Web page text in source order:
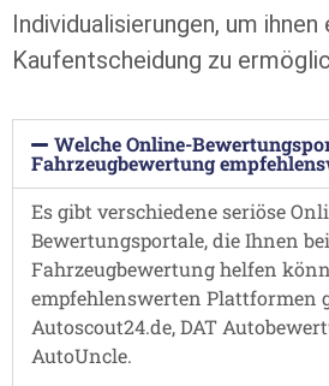
Individualisierungen, um
Kaufentscheidung zu
Welche Online-
Fahrzeugbewertung
Es gibt verschiedene seriöse
Bewertungsportale, die Ihnen
Fahrzeugbewertung helfen
empfehlenswerten Plattformen
Autoscout24.de, DAT
AutoUncle.